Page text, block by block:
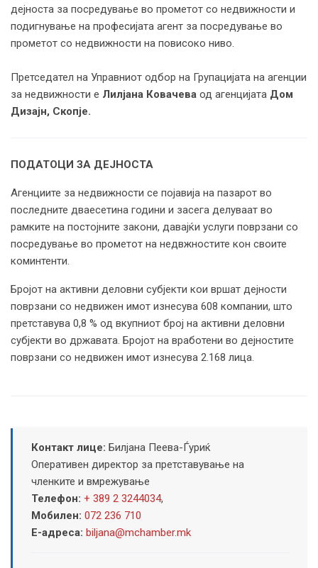
дејноста за посредување во прометот со недвижности и
подигнување на професијата агент за посредување во
прометот со недвижности на повисоко ниво.
Претседател на Управниот одбор на Групацијата на агенции
за недвижности е Лилјана Ковачева од агенцијата Дом
Дизајн, Скопје.
ПОДАТОЦИ ЗА ДЕЈНОСТА
Агенциите за недвижности се појавија на пазарот во
последните дваесетина години и засега делуваат во
рамките на постојните закони, давајќи услуги поврзани со
посредување во прометот на недвжностите кон своите
коминтенти.
Бројот на активни деловни субјекти кои вршат дејности
поврзани со недвижен имот изнесува 608 компании, што
претставува 0,8 % од вкупниот број на активни деловни
субјекти во државата. Бројот на вработени во дејностите
поврзани со недвижен имот изнесува 2.168 лица.
Контакт лице: Билјана Пеева-Ѓуриќ
Оперативен директор за претставување на
членките и вмрежување
Телефон: + 389 2 3244034,
Мобилен: 072 236 710
Е-адреса: biljana@mchamber.mk